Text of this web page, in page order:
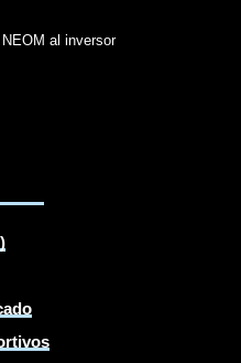
al inversor